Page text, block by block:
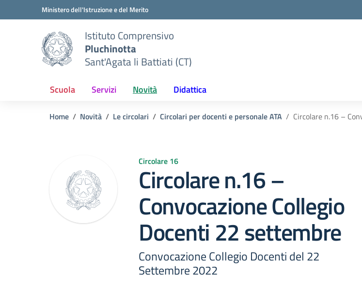
Vai ai contenuti
Vai al menu di navigazioneMinistero dell'Istruzione e del Merito
Istituto Comprensivo
Pluchinotta
Sant'Agata li Battiati (CT)
Scuola Servizi Novità Didattica
Home Novità Le circolari Circolari per docenti e personale ATA Circolare n.16 –
Circolare 16
Circolare n.16 –
Convocazione Collegio
Docenti 22 settembre
Convocazione Collegio Docenti del 22
Settembre 2022